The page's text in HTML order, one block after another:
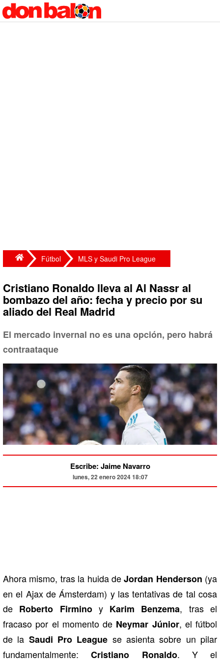
Fútbol MLS y Saudi Pro League
Cristiano Ronaldo lleva al Al Nassr al
bombazo del año: fecha y precio por su
aliado del Real Madrid
El mercado invernal no es una opción, pero habrá
contraataque
Escribe: Jaime Navarro
lunes, 22 enero 2024 18:07
Ahora mismo, tras la huida deJordan Henderson (ya
en el Ajax de Ámsterdam) y las tentativas de tal cosa
de Roberto Firminoy Karim Benzema, tras el
fracaso por el momento de Neymar Júnior, el fútbol
de la Saudi Pro League se asienta sobre un pilar
fundamentalmente:Cristiano Ronaldo. Y el